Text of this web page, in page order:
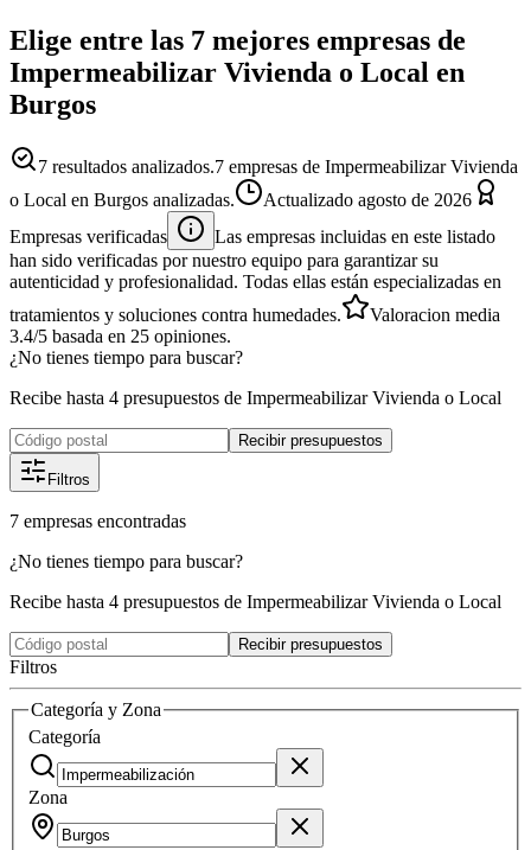
Elige entre las 7 mejores empresas de
Impermeabilizar Vivienda o Local en
Burgos
7 resultados analizados.7 empresas de Impermeabilizar Vivienda
o Local en Burgos analizadas.
Actualizado agosto de 2026
Empresas verificadas
Las empresas incluidas en este listado
han sido verificadas por nuestro equipo para garantizar su
autenticidad y profesionalidad. Todas ellas están especializadas en
tratamientos y soluciones contra humedades.
Valoracion media
3.4/5 basada en 25 opiniones.
¿No tienes tiempo para buscar?
Recibe hasta 4 presupuestos de Impermeabilizar Vivienda o Local
Recibir presupuestos
Filtros
7 empresas encontradas
¿No tienes tiempo para buscar?
Recibe hasta 4 presupuestos de Impermeabilizar Vivienda o Local
Recibir presupuestos
Filtros
Categoría y Zona
Categoría
Zona